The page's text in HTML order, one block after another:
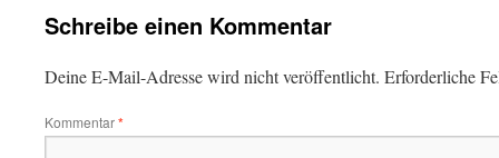
Schreibe einen Kommentar
Deine E-Mail-Adresse wird nicht veröffentlicht. Erforderliche
Kommentar*